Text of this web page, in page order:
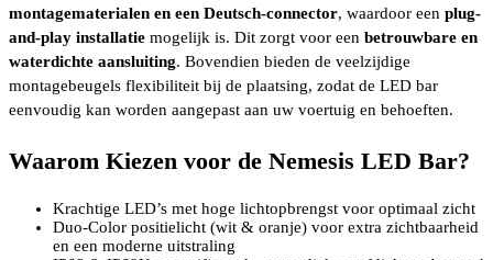
montagematerialen en een Deutsch-connector, waardoor een plug-
and-play installatie mogelijk is. Dit zorgt voor een betrouwbare en
waterdichte aansluiting. Bovendien bieden de veelzijdige
montagebeugels flexibiliteit bij de plaatsing, zodat de LED bar
eenvoudig kan worden aangepast aan uw voertuig en behoeften.
Waarom Kiezen voor de Nemesis LED Bar?
Krachtige LED’s met hoge lichtopbrengst voor optimaal zicht
Duo-Color positielicht (wit & oranje) voor extra zichtbaarheid
en een moderne uitstraling